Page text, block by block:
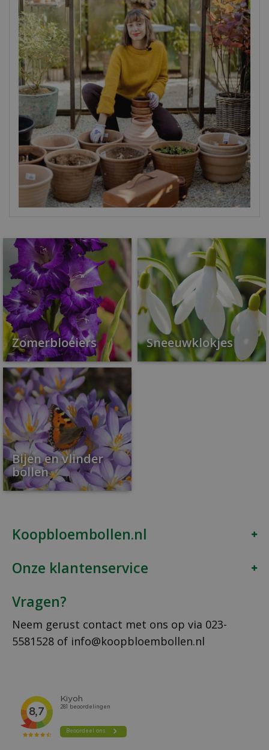
Zomerbloeiers Sneeuwklokjes
Bijen en vlinder
bollen
Koopbloembollen.nl
Onze klantenservice
Vragen?
Neem gerust contact met ons op via 023-
5581528 of info@koopbloembollen.nl